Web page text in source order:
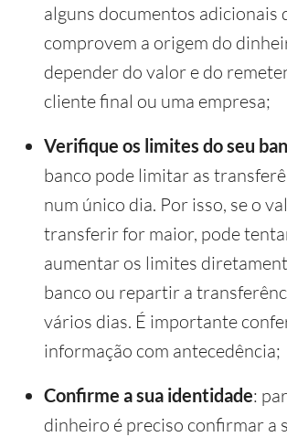
alguns documentos adicionais
comprovem a origem do
depender do valor e do
cliente final ou uma empresa;
Verifique os limites do seu
banco pode limitar as
num único dia. Por isso, se o
transferir for maior, pode
aumentar os limites
banco ou repartir a
vários dias. É importante
informação com antecedência;
Confirme asua identidade:
dinheiro é preciso confirmar a